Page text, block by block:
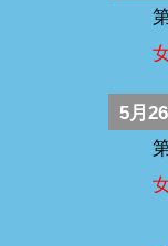
5月